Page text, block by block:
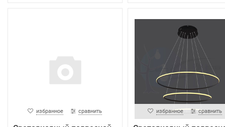
избранное сравнить избранное сравнить